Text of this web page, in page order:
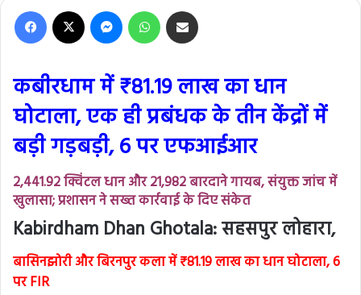
Facebook Messenger WhatsApp
कबीरधाम में ₹81.19 लाख का धान
घोटाला, एक ही प्रबंधक के तीन केंद्रों में
बड़ी गड़बड़ी, 6 पर एफआईआर
2,441.92 क्विंटल धान और 21,982 बारदाने गायब, संयुक्त जांच में
खुलासा; प्रशासन ने सख्त कार्रवाई के दिए संकेत
Kabirdham Dhan Ghotala: सहसपुर लोहारा,
बासिनझोरी और बिरनपुर कला में ₹81.19 लाख का धान घोटाला, 6
पर FIR